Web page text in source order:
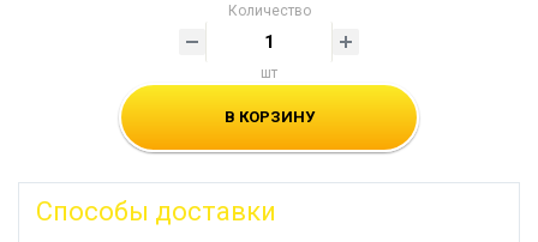
Количество
шт
В КОРЗИНУ
Способы доставки